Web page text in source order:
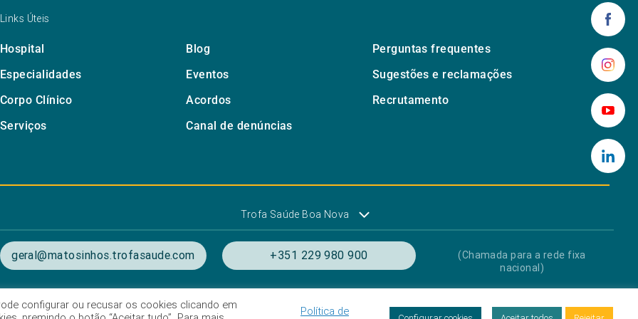
Links Úteis
Hospital Blog
Perguntas frequentes
Especialidades
Eventos
Sugestões e reclamações
Corpo Clínico
Acordos
Recrutamento
Serviços
Canal de denúncias
Trofa Saúde Boa Nova
geral@matosinhos.trofasaude.com +351 229 980 900
(Chamada para a rede fixa
nacional)
de utilização Listagem das Unidades Hospitalares Proteção de dados Livro de Reclamações
configurar ou recusar os cookies clicando em
Política de